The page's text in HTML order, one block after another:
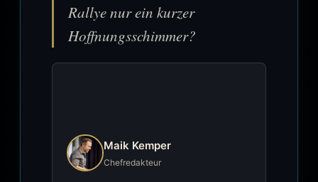
Rallye nur ein kurzer
Hoffnungsschimmer?
Maik Kemper
Chefredakteur